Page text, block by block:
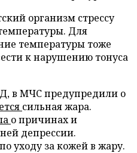
организм стрессу
Для
температуры тоже
к нарушению тонуса
в МЧС предупредили о
сильная жара.
о причинах и
депрессии.
по уходу за кожей в жару.